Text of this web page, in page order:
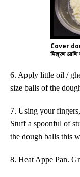
Cover
मिश्रण आणि
6. Apply little oil /
size balls of the
7. Using your
Stuff a spoonful of
the dough balls this
8. Heat Appe Pan.